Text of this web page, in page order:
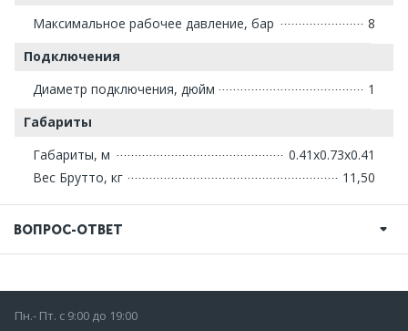
Максимальное рабочее давление, бар
8
Подключения
Диаметр подключения, дюйм
1
Габариты
Габариты, м
0.41x0.73x0.41
Вес Брутто, кг
11,50
ВОПРОС-ОТВЕТ
Пн.- Пт. с 9:00 до 19:00